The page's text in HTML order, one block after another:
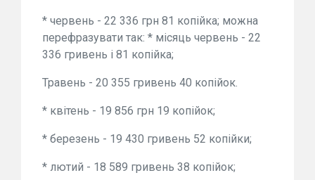
* червень - 22 336 грн 81 копійка; можна
перефразувати так: * місяць червень - 22
336 гривень і 81 копійка;
Травень - 20 355 гривень 40 копійок.
* квітень - 19 856 грн 19 копійок;
* березень - 19 430 гривень 52 копійки;
* лютий - 18 589 гривень 38 копійок;